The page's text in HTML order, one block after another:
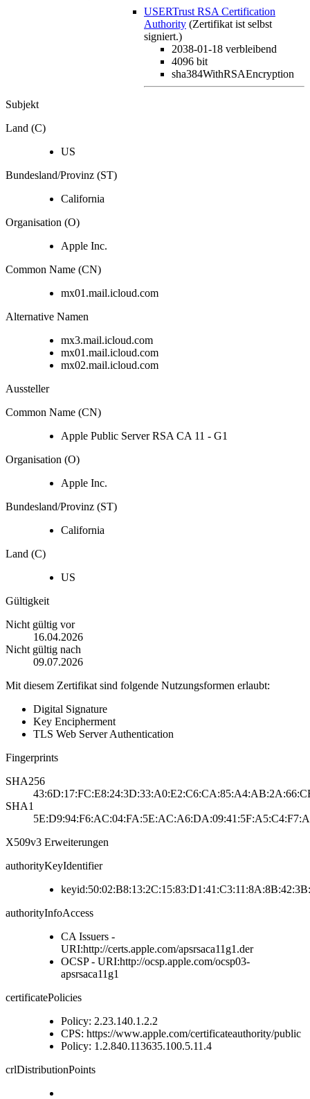
USERTrust RSA Certification
Authority (Zertifikat ist selbst
signiert.)
2038-01-18 verbleibend
4096 bit
sha384WithRSAEncryption
Subjekt
Land (C)
US
Bundesland/Provinz (ST)
California
Organisation (O)
Apple Inc.
Common Name (CN)
mx01.mail.icloud.com
Alternative Namen
mx3.mail.icloud.com
mx01.mail.icloud.com
mx02.mail.icloud.com
Aussteller
Common Name (CN)
Apple Public Server RSA CA 11 - G1
Organisation (O)
Apple Inc.
Bundesland/Provinz (ST)
California
Land (C)
US
Gültigkeit
Nicht gültig vor
16.04.2026
Nicht gültig nach
09.07.2026
Mit diesem Zertifikat sind folgende Nutzungsformen erlaubt:
Digital Signature
Key Encipherment
TLS Web Server Authentication
Fingerprints
SHA256
SHA1
X509v3 Erweiterungen
authorityKeyIdentifier
authorityInfoAccess
CA Issuers -
URI:http://certs.apple.com/apsrsaca11g1.der
OCSP - URI:http://ocsp.apple.com/ocsp03-
apsrsaca11g1
certificatePolicies
Policy: 2.23.140.1.2.2
CPS: https://www.apple.com/certificateauthority/public
Policy: 1.2.840.113635.100.5.11.4
crlDistributionPoints